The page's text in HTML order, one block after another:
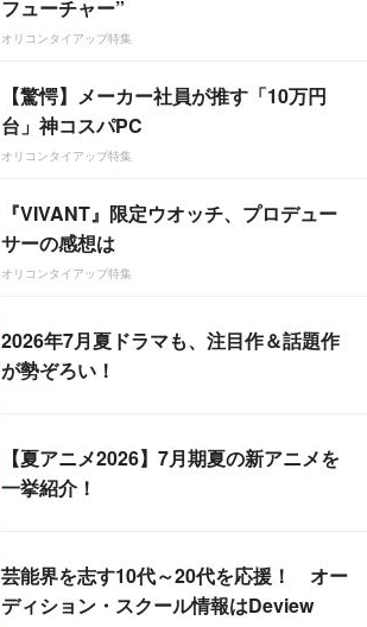
フューチャー”
オリコンタイアップ特集
【驚愕】メーカー社員が推す「10万円
台」神コスパPC
オリコンタイアップ特集
『VIVANT』限定ウオッチ、プロデュー
サーの感想は
オリコンタイアップ特集
2026年7月夏ドラマも、注目作＆話題作
が勢ぞろい！
【夏アニメ2026】7月期夏の新アニメを
一挙紹介！
芸能界を志す10代～20代を応援！ オー
ディション・スクール情報はDeview